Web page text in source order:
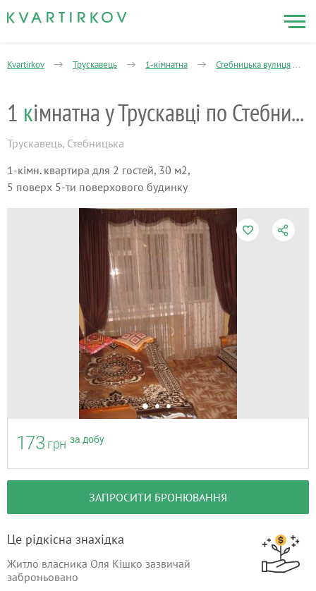
Kvartirkov Трускавець 1-кімнатна Стебницька вулиця
1 кімнатна у Трускавці по Стебницькій
Трускавець, Стебницька
1-кімн. квартира для 2 гостей, 30 м2,
5 поверх 5-ти поверхового будинку
173 грн за добу
ЗАПРОСИТИ БРОНЮВАННЯ
Це рідкісна знахідка
Житло власника Оля Кішко зазвичай
заброньовано